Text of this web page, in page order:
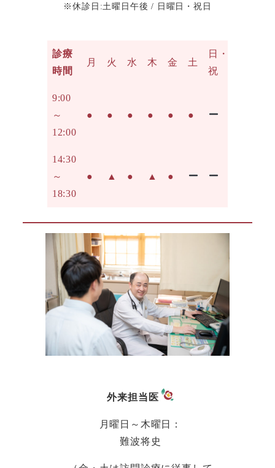
※休診日:土曜日午後 / 日曜日・祝日
診療
時間
月 火 水 木 金 土
日・
祝
9:00
～
12:00
● ● ● ● ● ●
14:30
～
18:30
● ▲ ● ▲ ●
外来担当医
月曜日～木曜日：
難波将史